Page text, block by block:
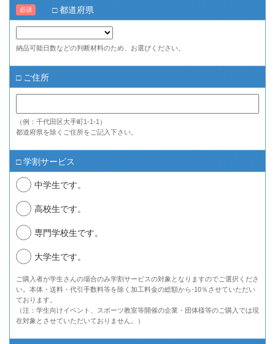
□ 都道府県
必須
納品可能日数などの判断材料のため、お選びください。
□ ご住所
（例：千代田区大手町1-1-1）
都道府県を除くご住所をご記入下さい。
□ 学割サービス
中学生です。
高校生です。
専門学校生です。
大学生です。
ご購入者が学生さんの場合のみ学割サービスの対象となりますのでご選択くださ
い。本体・送料・代引手数料等を除く加工料金の総額から-10％させていただい
ております。
（注：学生向けイベント、スポーツ教室等開催の企業・団体様等のご購入では現
在対象とさせていただいておりません。）